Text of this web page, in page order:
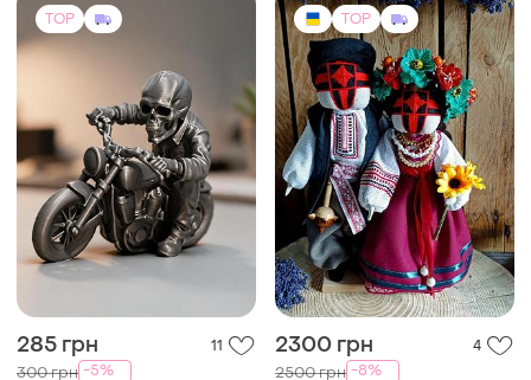
285 грн 11
300 грн -5%
Скелет на мотоциклі |
оригінальна декоративна
фігурка
2300 грн 4
2500 грн -8%
Парные куклы-мотанки
"бегина и казак" • оберегают
для семьи • ручная работа •